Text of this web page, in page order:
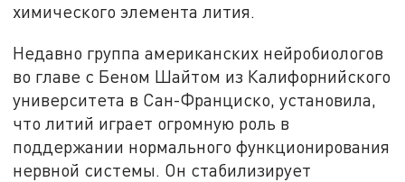
химического элемента лития.
Недавно группа американских нейробиологов
во главе с Беном Шайтом из Калифорнийского
университета в Сан-Франциско, установила,
что литий играет огромную роль в
поддержании нормального функционирования
нервной системы. Он стабилизирует